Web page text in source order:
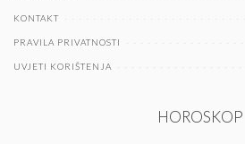
KONTAKT
PRAVILA PRIVATNOSTI
UVJETI KORIŠTENJA
HOROSKOP